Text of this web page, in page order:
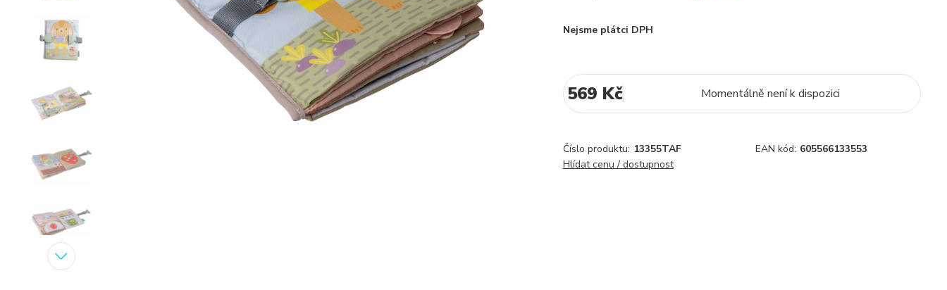
Nejsme plátci DPH
569 Kč Momentálně není k dispozici
Číslo produktu: 13355TAF EAN kód: 605566133553
Hlídat cenu / dostupnost